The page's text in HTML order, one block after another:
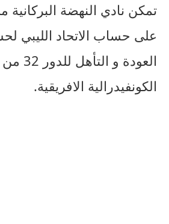
على حساب الاتحاد الليبي
العودة و
الكونفيدرالية الافريقية.